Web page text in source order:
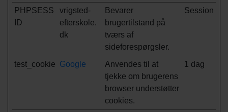
PHPSESS
ID
vrigsted-
efterskole.
dk
Bevarer
brugertilstand på
tværs af
sideforespørgsler.
Session
test_cookie Google
Anvendes til at
tjekke om brugerens
browser understøtter
cookies.
1 dag